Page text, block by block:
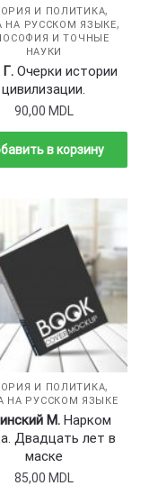
И ПОЛИТИКА,
НА РУССКОМ ЯЗЫКЕ,
И ТОЧНЫЕ
НАУКИ
Очерки истории
цивилизации.
90,00 MDL
в корзину
И ПОЛИТИКА,
НА РУССКОМ ЯЗЫКЕ
М. Нарком
Двадцать лет в
маске
85,00 MDL